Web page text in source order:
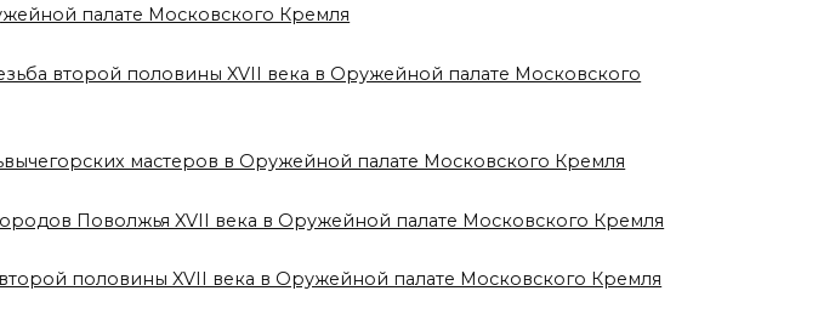
палате Московского Кремля
второй половины XVII века в Оружейной палате Московского
мастеров в Оружейной палате Московского Кремля
Поволжья XVII века в Оружейной палате Московского Кремля
половины XVII века в Оружейной палате Московского Кремля